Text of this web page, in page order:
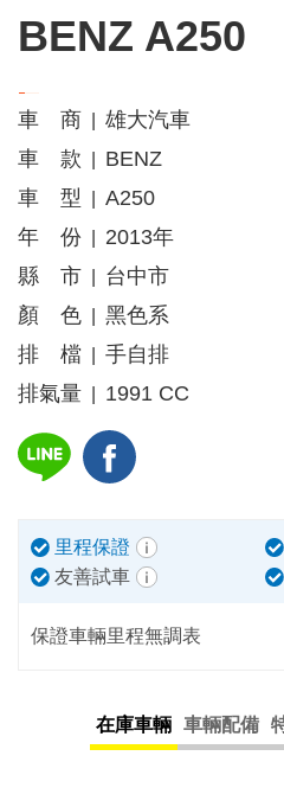
BENZ A250
車 商
雄大汽車
車 款
BENZ
車 型
A250
年 份
2013年
縣 市
台中市
顏 色
黑色系
排 檔
手自排
排氣量
1991 CC
里程保證
友善試車
保證車輛里程無調表
在庫車輛 車輛配備